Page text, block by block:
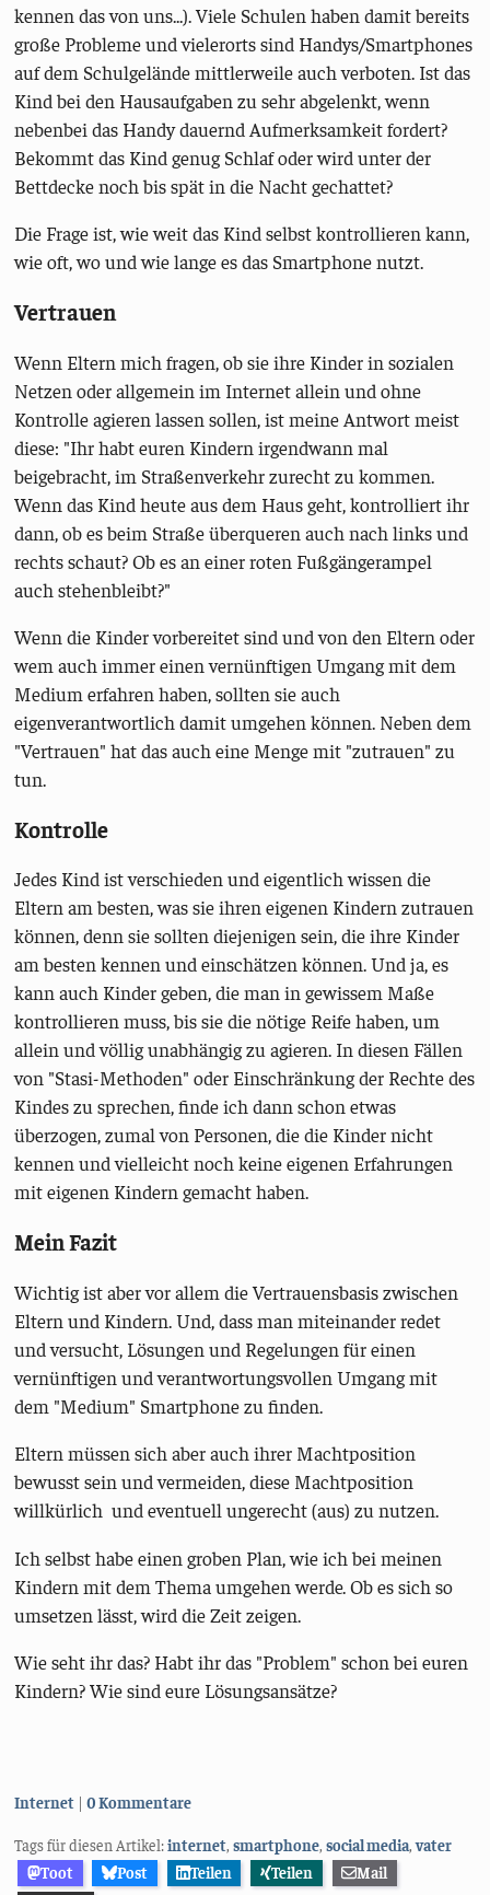
kennen das von uns...). Viele Schulen haben damit bereits
große Probleme und vielerorts sind Handys/Smartphones
auf dem Schulgelände mittlerweile auch verboten. Ist das
Kind bei den Hausaufgaben zu sehr abgelenkt, wenn
nebenbei das Handy dauernd Aufmerksamkeit fordert?
Bekommt das Kind genug Schlaf oder wird unter der
Bettdecke noch bis spät in die Nacht gechattet?
Die Frage ist, wie weit das Kind selbst kontrollieren kann,
wie oft, wo und wie lange es das Smartphone nutzt.
Vertrauen
Wenn Eltern mich fragen, ob sie ihre Kinder in sozialen
Netzen oder allgemein im Internet allein und ohne
Kontrolle agieren lassen sollen, ist meine Antwort meist
diese: "Ihr habt euren Kindern irgendwann mal
beigebracht, im Straßenverkehr zurecht zu kommen.
Wenn das Kind heute aus dem Haus geht, kontrolliert ihr
dann, ob es beim Straße überqueren auch nach links und
rechts schaut? Ob es an einer roten Fußgängerampel
auch stehenbleibt?"
Wenn die Kinder vorbereitet sind und von den Eltern oder
wem auch immer einen vernünftigen Umgang mit dem
Medium erfahren haben, sollten sie auch
eigenverantwortlich damit umgehen können. Neben dem
"Vertrauen" hat das auch eine Menge mit "zutrauen" zu
tun.
Kontrolle
Jedes Kind ist verschieden und eigentlich wissen die
Eltern am besten, was sie ihren eigenen Kindern zutrauen
können, denn sie sollten diejenigen sein, die ihre Kinder
am besten kennen und einschätzen können. Und ja, es
kann auch Kinder geben, die man in gewissem Maße
kontrollieren muss, bis sie die nötige Reife haben, um
allein und völlig unabhängig zu agieren. In diesen Fällen
von "Stasi-Methoden" oder Einschränkung der Rechte des
Kindes zu sprechen, finde ich dann schon etwas
überzogen, zumal von Personen, die die Kinder nicht
kennen und vielleicht noch keine eigenen Erfahrungen
mit eigenen Kindern gemacht haben.
Mein Fazit
Wichtig ist aber vor allem die Vertrauensbasis zwischen
Eltern und Kindern. Und, dass man miteinander redet
und versucht, Lösungen und Regelungen für einen
vernünftigen und verantwortungsvollen Umgang mit
dem "Medium" Smartphone zu finden.
Eltern müssen sich aber auch ihrer Machtposition
bewusst sein und vermeiden, diese Machtposition
willkürlich und eventuell ungerecht (aus) zu nutzen.
Ich selbst habe einen groben Plan, wie ich bei meinen
Kindern mit dem Thema umgehen werde. Ob es sich so
umsetzen lässt, wird die Zeit zeigen.
Wie seht ihr das? Habt ihr das "Problem" schon bei euren
Kindern? Wie sind eure Lösungsansätze?
Kategorien:
Internet 0 Kommentare
Tags für diesen Artikel:internet,smartphone,social media,vater
Toot
Post Teilen Teilen
Mail